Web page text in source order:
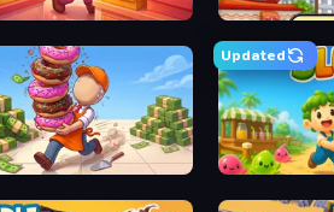
Candy Packing Store
Updated
Donut Place